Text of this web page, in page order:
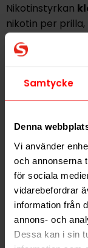
Samtycke
Denna
Vi använder
och annonserna
för sociala
vidarebefordrar
information från
annons- och
Dessa kan i sin
Nikotinstyrkan
nikotin per
innehåller 22
historia inom
för sina
Hitta alla
Alla produkter
Typ